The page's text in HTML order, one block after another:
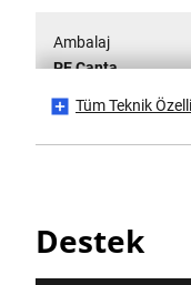
Ambalaj
PE Çanta
6
Tüm Teknik
Destek